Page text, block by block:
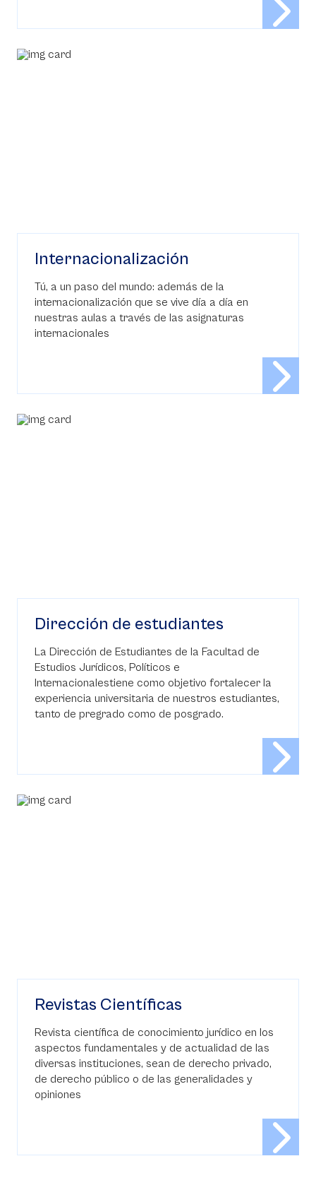
Internacionalización
Tú, a un paso del mundo: además de la
internacionalización que se vive día a día en
nuestras aulas a través de las asignaturas
internacionales
Dirección de estudiantes
La Dirección de Estudiantes de la Facultad de
Estudios Jurídicos, Políticos e
Internacionalestiene como objetivo fortalecer la
experiencia universitaria de nuestros estudiantes,
tanto de pregrado como de posgrado.
Revistas Científicas
Revista científica de conocimiento jurídico en los
aspectos fundamentales y de actualidad de las
diversas instituciones, sean de derecho privado,
de derecho público o de las generalidades y
opiniones